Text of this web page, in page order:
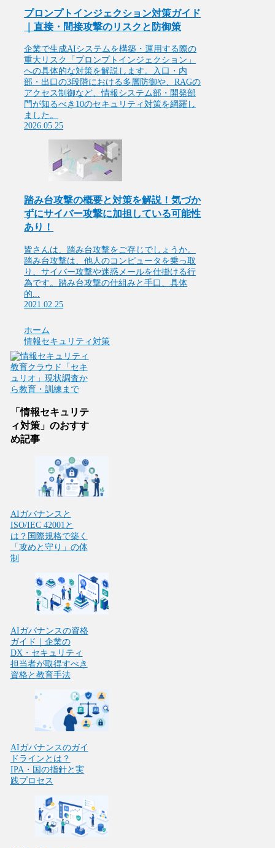
プロンプトインジェクション対策ガイド
｜直接・間接攻撃のリスクと防御策
企業で生成AIシステムを構築・運用する際の
重大リスク「プロンプトインジェクション」
への具体的な対策を解説します。入口・内
部・出口の3段階における多層防御や、RAGの
アクセス制御など、情報システム部・開発部
門が知るべき10のセキュリティ対策を網羅し
ました。
2026.05.25
踏み台攻撃の概要と対策を解説！気づか
ずにサイバー攻撃に加担している可能性
あり！
皆さんは、踏み台攻撃をご存じでしょうか。
踏み台攻撃は、他人のコンピュータを乗っ取
り、サイバー攻撃や迷惑メールを仕掛ける行
為です。踏み台攻撃の仕組みと手口、具体
的...
2021.02.25
ホーム
情報セキュリティ対策
「情報セキュリテ
ィ対策」のおすす
め記事
AIガバナンスと
ISO/IEC 42001と
は？国際規格で築く
「攻めと守り」の体
制
AIガバナンスの資格
ガイド｜企業の
DX・セキュリティ
担当者が取得すべき
資格と教育手法
AIガバナンスのガイ
ドラインとは？
IPA・国の指針と実
践プロセス